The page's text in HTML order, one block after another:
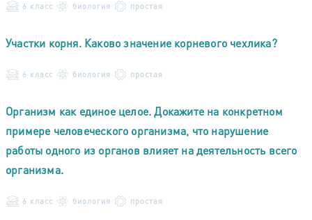
6 класс биология простая
Участки корня. Каково значение корневого чехлика?
6 класс биология простая
Организм как единое целое. Докажите на конкретном
примере человеческого организма, что нарушение
работы одного из органов влияет на деятельность всего
организма.
6 класс биология простая